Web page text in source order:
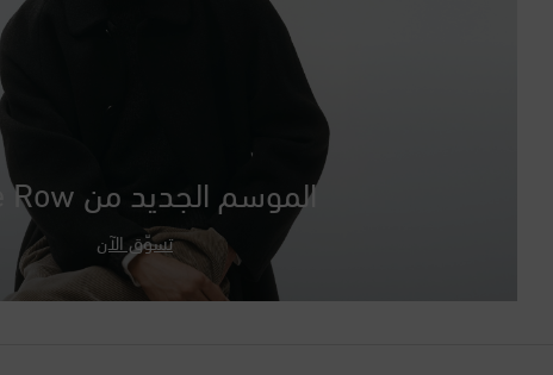
الموسم الجديد من The Row
تسوّق الآن